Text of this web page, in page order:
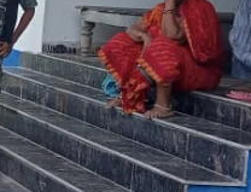
रिप्रिजेंटेटिव की बाइक दुर्घटना में